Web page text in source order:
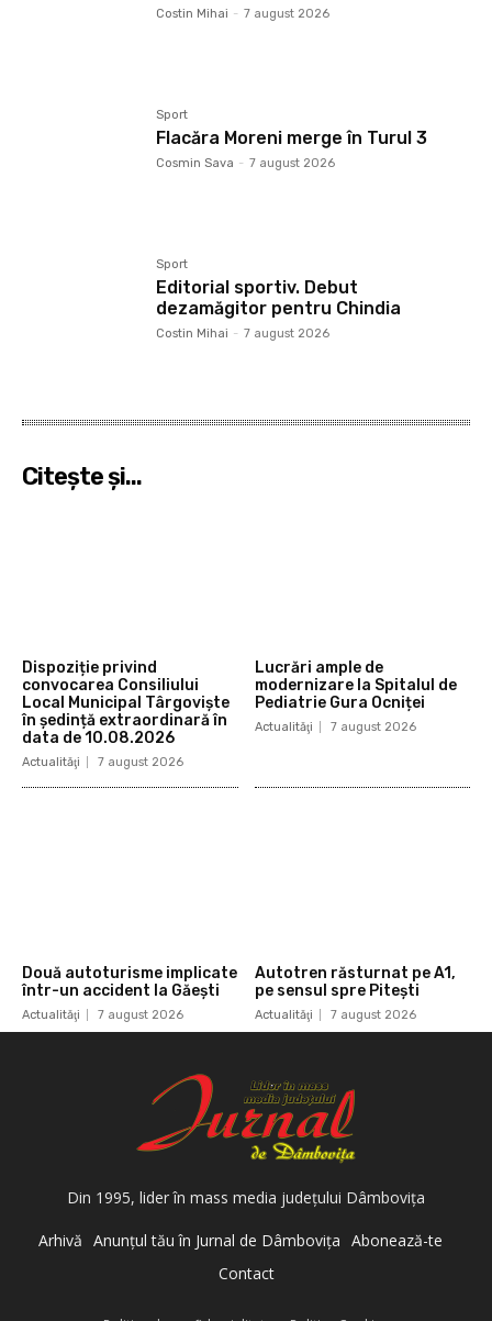
Costin Mihai - 7 august 2026
Sport
Flacăra Moreni merge în Turul 3
Cosmin Sava - 7 august 2026
Sport
Editorial sportiv. Debut
dezamăgitor pentru Chindia
Costin Mihai - 7 august 2026
Citeşte şi...
Dispoziție privind
convocarea Consiliului
Local Municipal Târgoviște
în ședință extraordinară în
data de 10.08.2026
Actualităţi 7 august 2026
Lucrări ample de
modernizare la Spitalul de
Pediatrie Gura Ocniței
Actualităţi 7 august 2026
Două autoturisme implicate
într-un accident la Găești
Actualităţi 7 august 2026
Autotren răsturnat pe A1,
pe sensul spre Pitești
Actualităţi 7 august 2026
Din 1995, lider în mass media judeţului Dâmboviţa
Arhivă Anunţul tău în Jurnal de Dâmboviţa Abonează-te
Contact